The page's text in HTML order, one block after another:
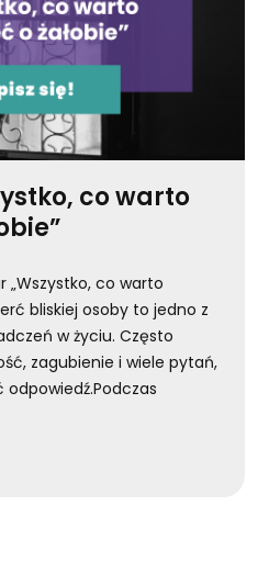
co warto
„Wszystko, co warto
bliskiej osoby to jedno z
w życiu. Często
zagubienie i wiele pytań,